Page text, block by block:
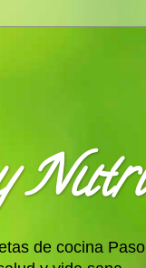
de cocina